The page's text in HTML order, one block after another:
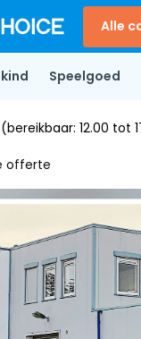
Alle
Speelgoed
(bereikbaar: 12.00 tot
offerte